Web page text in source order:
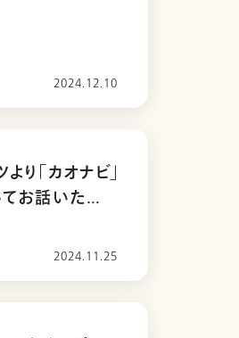
2024.12.10
り「カオナビ」
お話いただ
2024.11.25